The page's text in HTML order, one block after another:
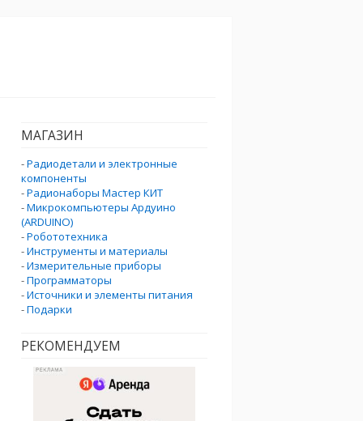
МАГАЗИН
-Радиодетали и электронные
компоненты
-Радионаборы Мастер КИТ
-Микрокомпьютеры Ардуино
(ARDUINO)
-Робототехника
-Инструменты и материалы
-Измерительные приборы
-Программаторы
-Источники и элементы питания
-Подарки
РЕКОМЕНДУЕМ